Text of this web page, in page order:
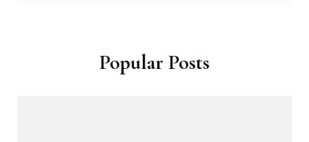
Popular Posts